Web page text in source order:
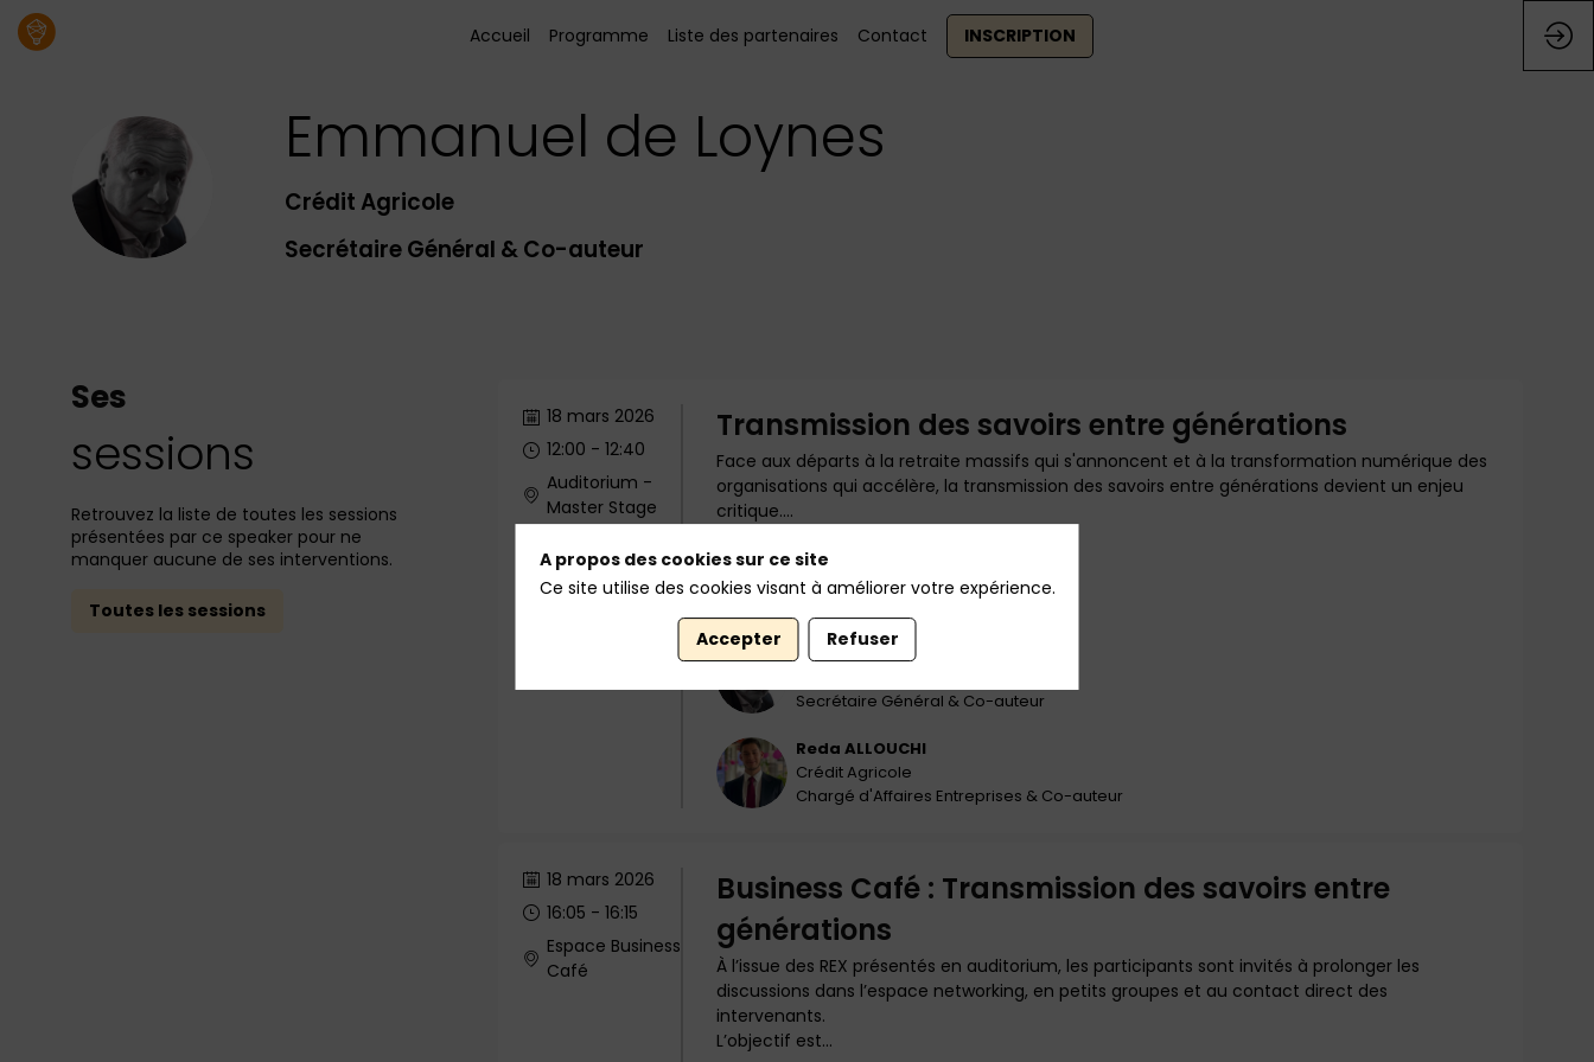
Accueil Programme Liste des partenaires Contact INSCRIPTION
EDL
Emmanuel de Loynes
Crédit Agricole
Secrétaire Général & Co-auteur
Ses
sessions
Retrouvez la liste de toutes les sessions
présentées par ce speaker pour ne
manquer aucune de ses interventions.
Toutes les sessions
18 mars 2026
12:00 - 12:40
Auditorium -
Master Stage
Transmission des savoirs entre générations
Face aux départs à la retraite massifs qui s'annoncent et à la transformation numérique des
organisations qui accélère, la transmission des savoirs entre générations devient un enjeu
critique....
PK Pierre-Jean
ArcelorMittal France
Directeur du Digital Lab Grand Est
EDL Emmanuel
de Loynes
Secrétaire Général & Co-auteur
RA Reda ALLOUCHI
Crédit Agricole
Chargé d'Affaires Entreprises & Co-auteur
18 mars 2026
16:05 - 16:15
Espace Business
Café
Business Café : Transmission des savoirs entre
générations
À l’issue des REX présentés en auditorium, les participants sont invités à prolonger les
discussions dans l’espace networking, en petits groupes et au contact direct des
intervenants.
L’objectif est...
A propos des cookies sur ce site
Ce site utilise des cookies visant à améliorer votre expérience.
Accepter Refuser